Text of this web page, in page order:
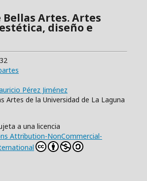
Bellas Artes. Artes
diseño e
Pérez Jiménez
Artes de la Universidad de La Laguna
a una licencia
Attribution-NonCommercial-